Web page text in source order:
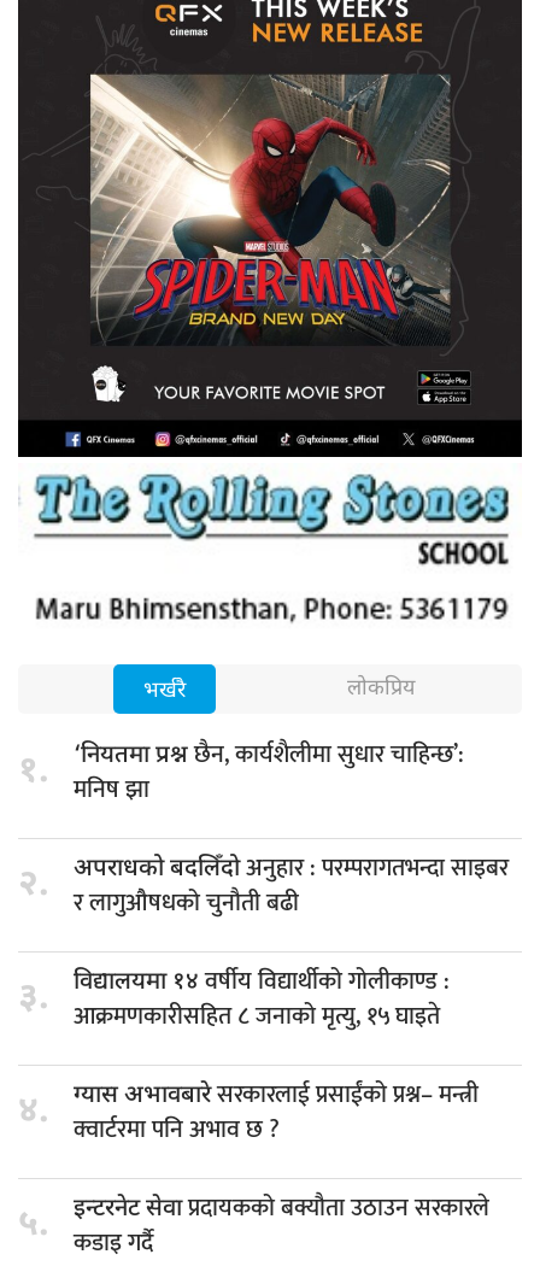
भर्खरै लोकप्रिय
१. ‘नियतमा प्रश्नछैन, कार्यशैलीमा सुधार चाहिन्छ’:
मनिष झा
२. अपराधको बदलिँदोअनुहार : परम्परागतभन्दा साइबर
र लागुऔषधको चुनौती बढी
३. विद्यालयमा १४वर्षीय विद्यार्थीको गोलीकाण्ड :
आक्रमणकारीसहित ८ जनाको मृत्यु, १५ घाइते
४. ग्यास अभावबारेसरकारलाई प्रसाईंको प्रश्न– मन्त्री
क्वार्टरमा पनि अभाव छ ?
५. इन्टरनेट सेवाप्रदायकको बक्यौता उठाउन सरकारले
कडाइ गर्दै